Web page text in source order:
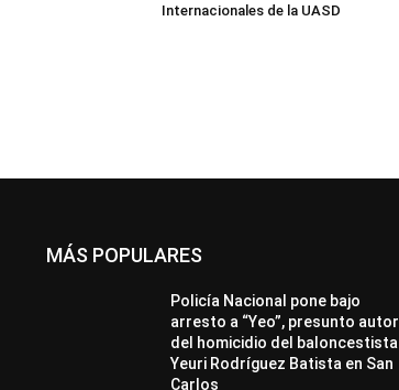
Internacionales de la UASD
MÁS POPULARES
All Destacado
Policía Nacional pone bajo
arresto a “Yeo”, presunto autor
del homicidio del baloncestista
Yeuri Rodríguez Batista en San
Carlos